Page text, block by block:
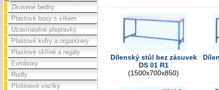
Zkosené bedny
Plastové boxy s víkem
Uzavíratelné přepravky
Plastové kufry a organizery
Plastové skříně a regály
Euroboxy
Rudly
Plošinové vozíky
Dílenský stůl bez zásuvek
DS 01 R1
(1500x700x850)